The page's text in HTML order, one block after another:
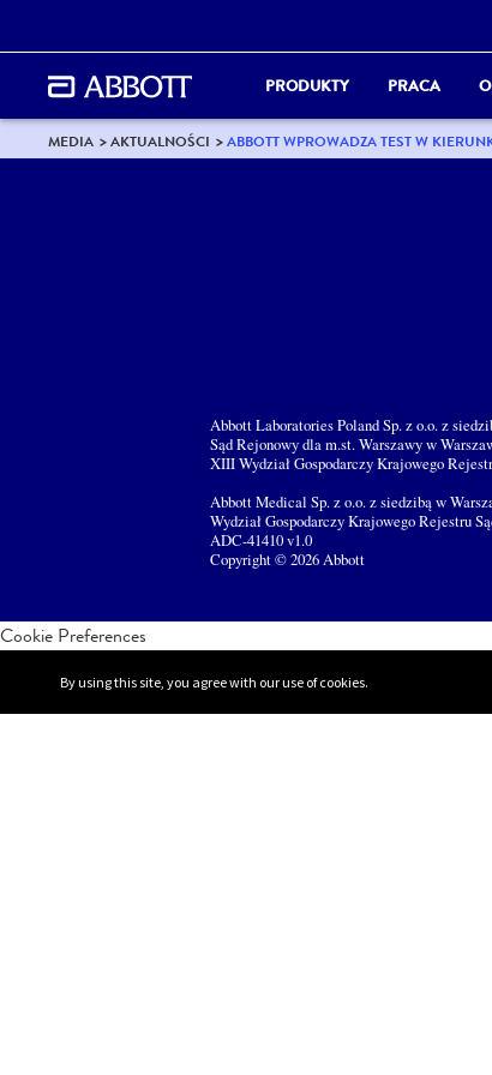
PRODUKTY PRACA
MEDIA AKTUALNOŚCI ABBOTT WPROWADZA TEST W
Abbott Laboratories Poland Sp. z o.o. z
Sąd Rejonowy dla m.st. Warszawy w
XIII Wydział Gospodarczy Krajowego
Abbott Medical Sp. z o.o. z siedzibą w
Wydział Gospodarczy Krajowego Rejestru
ADC-41410 v1.0
Copyright © 2026 Abbott
Cookie Preferences
By using this site, you agree with our use of cookies.